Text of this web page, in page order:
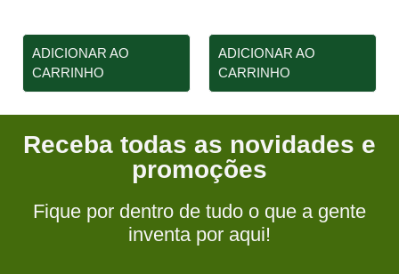
ADICIONAR AO
CARRINHO
ADICIONAR AO
CARRINHO
Receba todas as novidades e
promoções
Fique por dentro de tudo o que a gente
inventa por aqui!